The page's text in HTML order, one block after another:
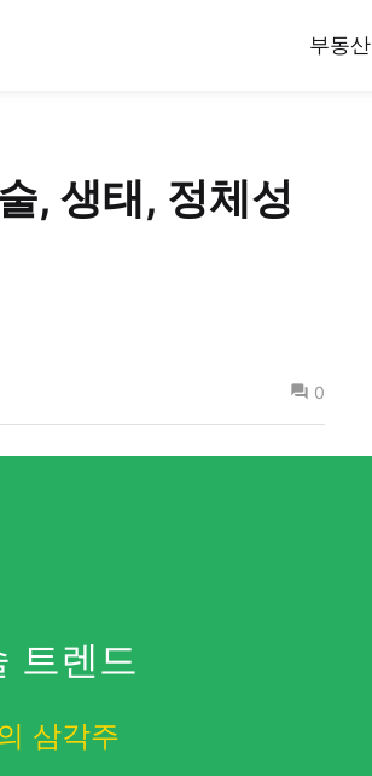
부동산
, 생태, 정체성
0
트렌드
삼각주